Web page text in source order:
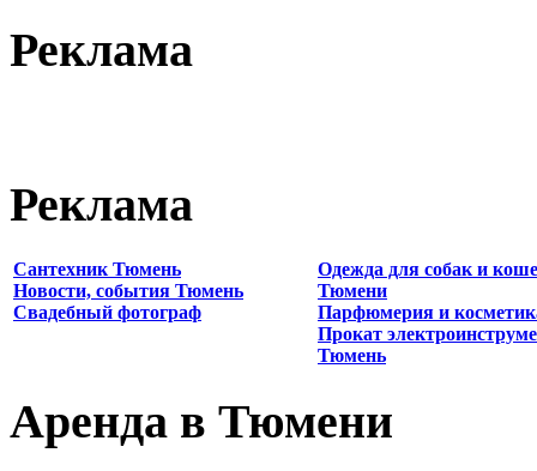
Реклама
Реклама
Сантехник Тюмень
Новости, события Тюмень
Свадебный фотограф
Одежда для собак и
Тюмени
Парфюмерия и
Прокат
Тюмень
Аренда в Тюмени